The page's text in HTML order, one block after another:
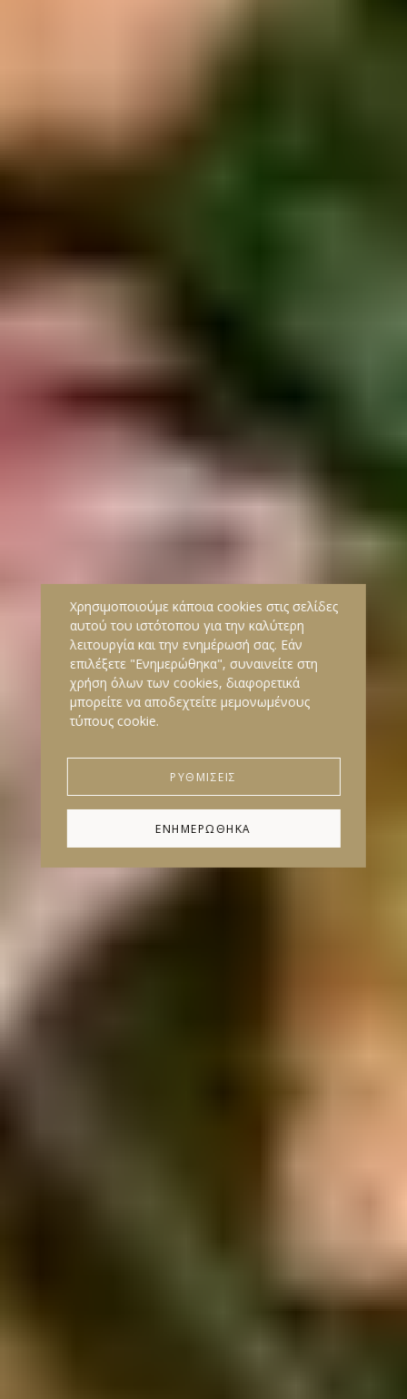
BLOG
Χρησιμοποιούμε κάποια cookies στις σελίδες
αυτού του ιστότοπου για την καλύτερη
λειτουργία και την ενημέρωσή σας. Εάν
επιλέξετε "Ενημερώθηκα", συναινείτε στη
χρήση όλων των cookies, διαφορετικά
μπορείτε να αποδεχτείτε μεμονωμένους
τύπους cookie.
ΡΥΘΜΊΣΕΙΣ
ΕΝΗΜΕΡΩΘΗΚΑ